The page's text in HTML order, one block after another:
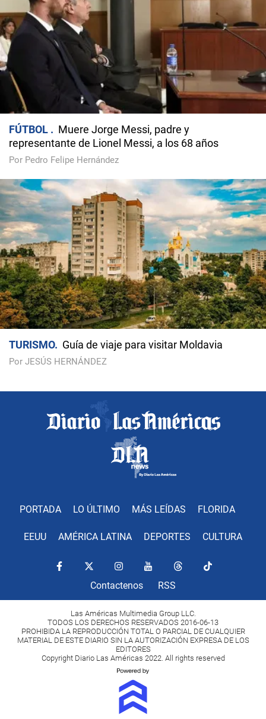
FÚTBOL
Muere Jorge Messi, padre y
representante de Lionel Messi, a los 68 años
Por Pedro Felipe Hernández
TURISMO Guía de viaje para visitar Moldavia
Por JESÚS HERNÁNDEZ
PORTADA LO ÚLTIMO MÁS LEÍDAS FLORIDA
EEUU AMÉRICA LATINA DEPORTES CULTURA
Contactenos RSS
Las Américas Multimedia Group LLC.
TODOS LOS DERECHOS RESERVADOS 2016-06-13
PROHIBIDA LA REPRODUCCIÓN TOTAL O PARCIAL DE CUALQUIER
MATERIAL DE ESTE DIARIO SIN LA AUTORIZACIÓN EXPRESA DE LOS
EDITORES
Copyright Diario Las Américas 2022. All rights reserved